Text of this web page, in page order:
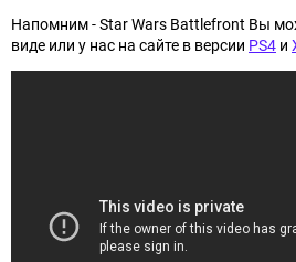
Напомним - Star Wars Battlefront Вы
виде или у нас на сайте в версии PS4 и